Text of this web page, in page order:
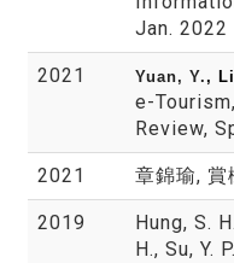
Jan. 2022
2021 Yuan, Y.,
e-
Review,
2021 章錦瑜, 賞
2019
Hung, S.
H., Su, Y.